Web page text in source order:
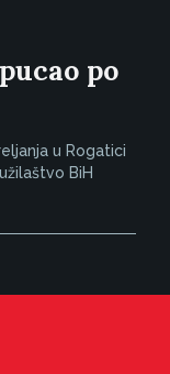
po
u Rogatici
BiH